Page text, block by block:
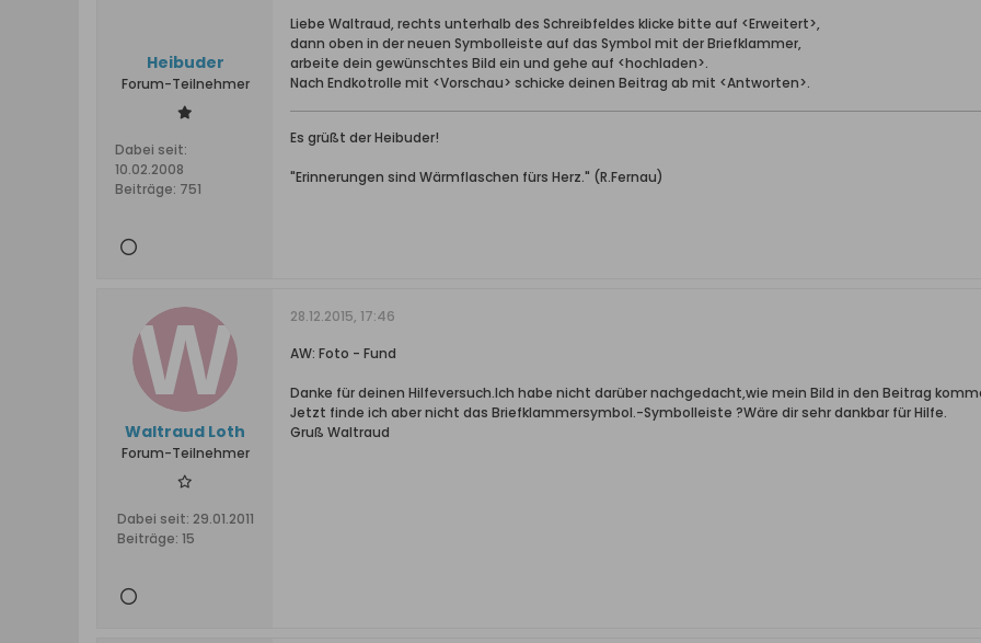
Heibuder
Forum-Teilnehmer
Dabei seit:
10.02.2008
Beiträge: 751
Liebe Waltraud, rechts unterhalb des Schreibfeldes klicke bitte auf <Erweitert>,
dann oben in der neuen Symbolleiste auf das Symbol mit der Briefklammer,
arbeite dein gewünschtes Bild ein und gehe auf <hochladen>.
Nach Endkotrolle mit <Vorschau> schicke deinen Beitrag ab mit <Antworten>.
Es grüßt der Heibuder!
"Erinnerungen sind Wärmflaschen fürs Herz." (R.Fernau)
Waltraud Loth
Forum-Teilnehmer
Dabei seit: 29.01.2011
Beiträge: 15
28.12.2015, 17:46
AW: Foto - Fund
Danke für deinen Hilfeversuch.Ich habe nicht darüber nachgedacht,wie mein Bild in den Beitrag
Jetzt finde ich aber nicht das Briefklammersymbol.-Symbolleiste ?Wäre dir sehr dankbar für Hilfe.
Gruß Waltraud